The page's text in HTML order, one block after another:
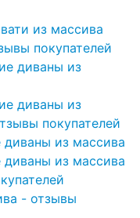
из массива
покупателей
диваны из
диваны из
покупателей
диваны из массива
диваны из массива
- отзывы